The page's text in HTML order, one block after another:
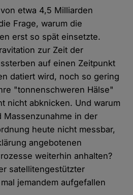
etwa 4,5 Milliarden
Frage, warum die
erst so spät einsetzte.
zur Zeit der
auf einen Zeitpunkt
datiert wird, noch so gering
"tonnenschweren Hälse"
nicht abknicken. Und warum
Massenzunahme in der
heute nicht messbar,
angebotenen
weiterhin anhalten?
satellitengestützter
jemandem aufgefallen